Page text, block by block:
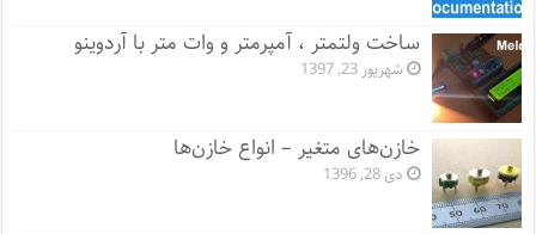
ساخت ولتمتر ، آمپرمتر و وات متر با آردوینو
شهریور 23, 1397
خازن‌های متغیر – انواع خازن‌ها
دی 28, 1396